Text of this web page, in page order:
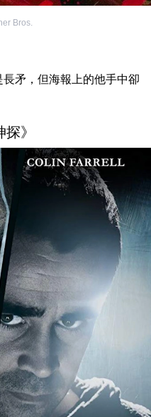
Bros.
矛，但海報上的他手中卻
探》